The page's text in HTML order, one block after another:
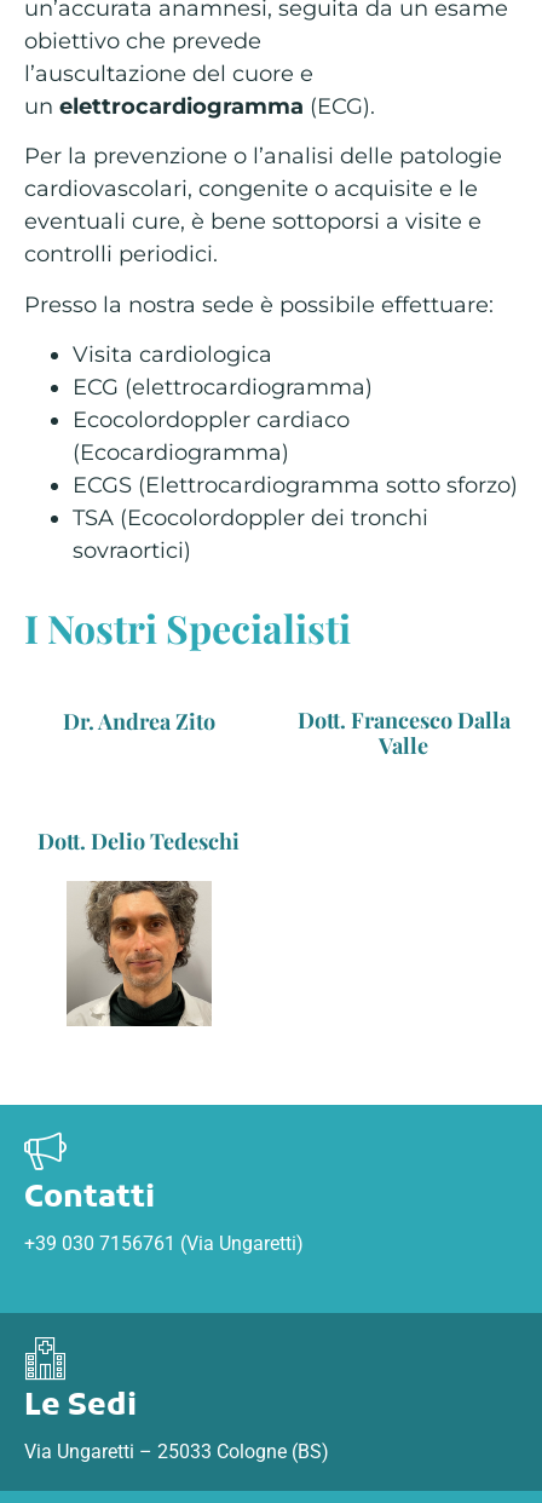
un’accurata anamnesi, seguita da un esame
obiettivo che prevede
l’auscultazione del cuore e
un elettrocardiogramma (ECG).
Per la prevenzione o l’analisi delle patologie
cardiovascolari, congenite o acquisite e le
eventuali cure, è bene sottoporsi a visite e
controlli periodici.
Presso la nostra sede è possibile effettuare:
Visita cardiologica
ECG (elettrocardiogramma)
Ecocolordoppler cardiaco
(Ecocardiogramma)
ECGS (Elettrocardiogramma sotto sforzo)
TSA (Ecocolordoppler dei tronchi
sovraortici)
I Nostri Specialisti
Dr. Andrea Zito
Dott. Francesco Dalla
Valle
Dott. Delio Tedeschi
Contatti
+39 030 7156761 (via Ungaretti)
Le Sedi
Via Ungaretti – 25033 Cologne (BS)